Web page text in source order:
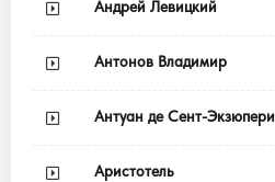
Андрей Левицкий
Антонов Владимир
Антуан де Сент-Экзюпери
Аристотель